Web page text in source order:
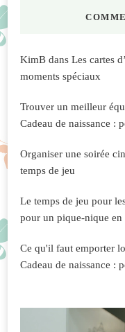
KimB dans Les cartes
moments spéciaux
Trouver un meilleur
Cadeau de naissance :
Organiser une soirée
temps de jeu
Le temps de jeu pour
pour un pique-nique en
Ce qu'il faut emporter
Cadeau de naissance :